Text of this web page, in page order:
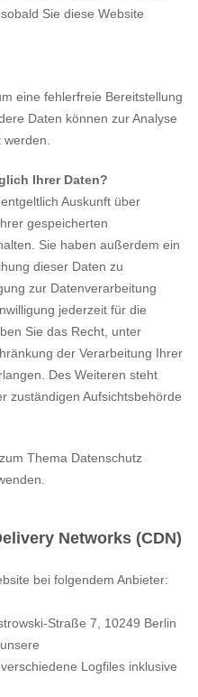
Sie diese Website
eine fehlerfreie Bereitstellung
Daten können zur Analyse
Ihrer Daten?
Auskunft über
gespeicherten
Sie haben außerdem ein
dieser Daten zu
zur Datenverarbeitung
jederzeit für die
Sie das Recht, unter
der Verarbeitung Ihrer
Des Weiteren steht
zuständigen Aufsichtsbehörde
Thema Datenschutz
Networks (CDN)
bei folgendem Anbieter:
Straße 7, 10249 Berlin
Logfiles inklusive